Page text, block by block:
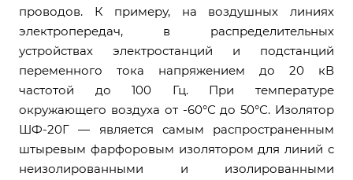
проводов. К примеру, на воздушных линиях
электропередач, в распределительных
устройствах электростанций и подстанций
переменного тока напряжением до 20 кВ
частотой до 100 Гц. При температуре
окружающего воздуха от -60°С до 50°С. Изолятор
ШФ-20Г — является самым распространенным
штыревым фарфоровым изолятором для линий с
неизолированными и изолированными